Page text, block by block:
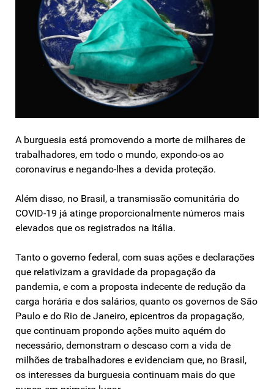
A burguesia está promovendo a morte de milhares de
trabalhadores, em todo o mundo, expondo-os ao
coronavírus e negando-lhes a devida proteção.
Além disso, no Brasil, a transmissão comunitária do
COVID-19 já atinge proporcionalmente números mais
elevados que os registrados na Itália.
Tanto o governo federal, com suas ações e declarações
que relativizam a gravidade da propagação da
pandemia, e com a proposta indecente de redução da
carga horária e dos salários, quanto os governos de São
Paulo e do Rio de Janeiro, epicentros da propagação,
que continuam propondo ações muito aquém do
necessário, demonstram o descaso com a vida de
milhões de trabalhadores e evidenciam que, no Brasil,
os interesses da burguesia continuam mais do que